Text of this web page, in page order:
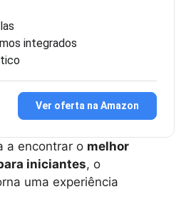
integrados
Ver oferta na Amazon
a encontrar o melhor
iniciantes, o
uma experiência